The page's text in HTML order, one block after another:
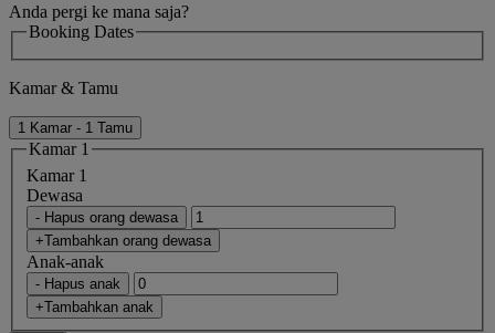
Anda pergi ke mana saja?
Booking Dates
Kamar & Tamu
1 Kamar - 1 Tamu
Kamar 1
Kamar 1
Dewasa
- Hapus orang dewasa
+Tambahkan orang dewasa
Anak-anak
- Hapus anak
+Tambahkan anak